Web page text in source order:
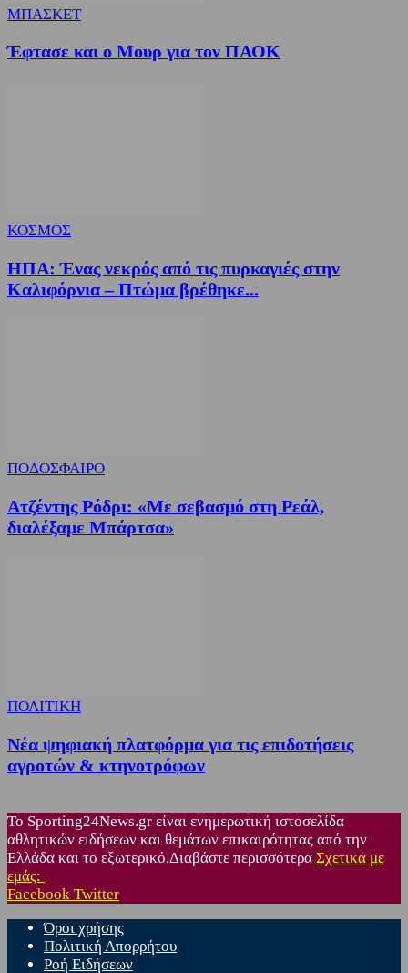
ΜΠΑΣΚΕΤ
Έφτασε και ο Μουρ για τον ΠΑΟΚ
ΚΟΣΜΟΣ
ΗΠΑ: Ένας νεκρός από τις πυρκαγιές στην
Καλιφόρνια – Πτώμα βρέθηκε...
ΠΟΔΟΣΦΑΙΡΟ
Ατζέντης Ρόδρι: «Με σεβασμό στη Ρεάλ,
διαλέξαμε Μπάρτσα»
ΠΟΛΙΤΙΚΗ
Νέα ψηφιακή πλατφόρμα για τις επιδοτήσεις
αγροτών & κτηνοτρόφων
Το Sporting24News.gr είναι ενημερωτική ιστοσελίδα
αθλητικών ειδήσεων και θεμάτων επικαιρότητας από την
Ελλάδα και το εξωτερικό.Διαβάστε περισσότερα Σχετικά με
εμάς:
Facebook Twitter
Όροι χρήσης
Πολιτική Απορρήτου
Ροή Ειδήσεων